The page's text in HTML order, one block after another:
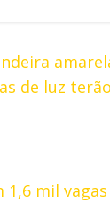
de luz
1,6 mil